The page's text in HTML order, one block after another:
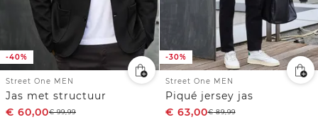
-40%
Street One MEN
Jas met structuur
€ 60,00€99,99
-30%
Street One MEN
Piqué jersey jas
€ 63,00€89,99